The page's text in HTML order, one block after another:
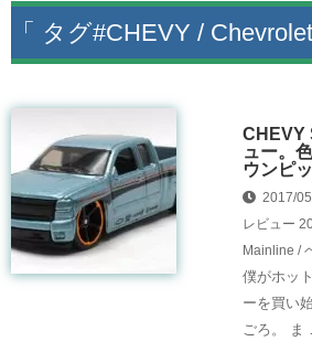
「 タグ#CHEVY /
CHEVY
ュー。
ウンピ
2017/
レビュー
Mainline /
僕がホッ
ーを買い
ごろ。 ま